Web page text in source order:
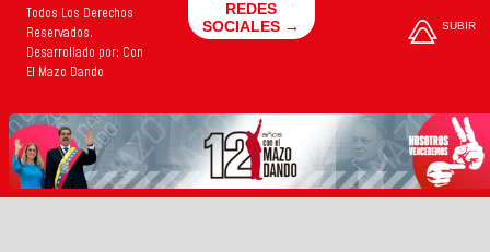
sacudírsela
Todos Los Derechos
Reservados.
Desarrollado por: Con
El Mazo Dando
REDES
SOCIALES →
SUBIR